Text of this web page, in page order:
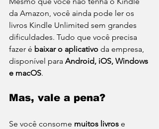
da Amazon, você ainda pode ler os
livros Kindle Unlimited sem grandes
dificuldades. Tudo que você precisa
fazer é baixar o aplicativo da empresa,
disponível para Android, iOS, Windows
e macOS.
Mas, vale a pena?
Se você consome muitos livros e